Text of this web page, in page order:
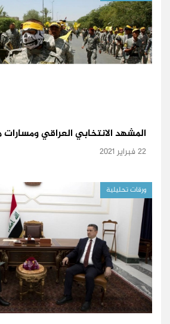
المشهد الانتخابي العراقي ومسارات
22 فبراير 2021
ورقات تحليلية